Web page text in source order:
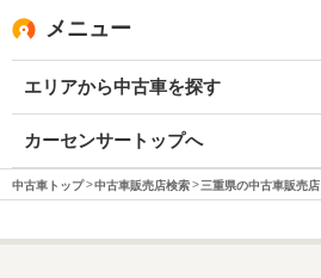
メニュー
エリアから中古車を探す
カーセンサートップへ
中古車トップ 中古車販売店検索 三重県の中古車販売店